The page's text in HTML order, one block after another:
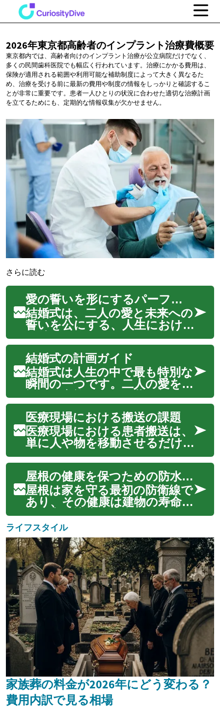
2026年東京都高齢者のインプラント治療費概要
東京都内では、高齢者向けのインプラント治療が公立病院だけでなく、
多くの民間歯科医院でも幅広く行われています。治療にかかる費用は、
保険が適用される範囲や利用可能な補助制度によって大きく異なるた
め、治療を受ける前に最新の費用や制度の情報をしっかりと確認するこ
とが非常に重要です。患者一人ひとりの状況に合わせた適切な治療計画
を立てるためにも、定期的な情報収集が欠かせません。
さらに読む
愛の誓いを形にするパーフェクトガイド
結婚式は、二人の愛と未来への
誓いを公にする、人生におけ
る特別な節目です。この大切な
イベントは、単なる形式では
なく、カップルが互いへの深
いコミットメントを確認し、
家族や友人と喜びを分かち合う
機会となります。本ガイドで
は、夢のような結婚式...
結婚式の計画ガイド
結婚式は人生の中で最も特別な
瞬間の一つです。二人の愛を祝
福し、家族や友人と共に新しい
人生の門出を迎えるこの日を、
思い出深いものにするために
は、綿密な計画と準備が欠かせ
ません。会場選びから挙式のス
タイル、披露宴の演出、ハネム
ーンの手配ま...
医療現場における搬送の課題
医療現場における患者搬送は、
単に人や物を移動させるだけ
ではありません。患者の安全、
快適性、そして迅速な医療アク
セスを確保するための極めて
重要なプロセスです。緊急時に
おける生命に関わる迅速な搬送
から、定期的な診察や転院、リ
ハビリテーショ...
屋根の健康を保つための防水ガイド
屋根は家を守る最初の防衛線で
あり、その健康は建物の寿命と
居住者の快適さに直結します。
適切な防水対策は、雨水や湿気
から家を保護し、構造的な損傷
やカビの発生を防ぐ上で不可欠
です。この記事では、屋根防水
の重要性から、さまざまな方
法、メンテナ...
ライフスタイル
家族葬の料金が2026年にどう変わる？
費用内訳で見る相場